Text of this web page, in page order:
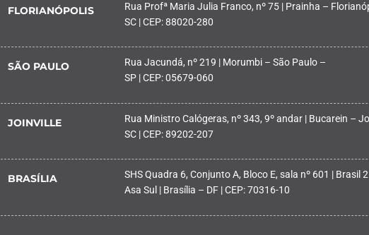
FLORIANÓPOLIS
Rua Profª Maria Julia Franco, nº 75 | Prainha –
SC | CEP: 88020-280
SÃO PAULO
Rua Jacundá, nº 219 | Morumbi – São Paulo –
SP | CEP: 05679-060
JOINVILLE
Rua Ministro Calógeras, nº 343, 9º andar | Bucarein –
SC | CEP: 89202-207
BRASÍLIA
SHS Quadra 6, Conjunto A, Bloco E, sala nº 601 | Brasil
Asa Sul | Brasília – DF | CEP: 70316-10